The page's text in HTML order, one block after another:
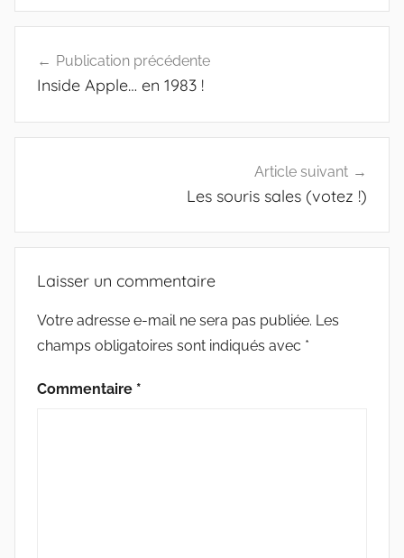
de
Publication précédente
Inside Apple… en 1983 !
Article suivant
Les souris sales (votez !)
Laisser un commentaire
Votre adresse e-mail ne sera pas publiée. Les
champs obligatoires sont indiqués avec *
Commentaire *